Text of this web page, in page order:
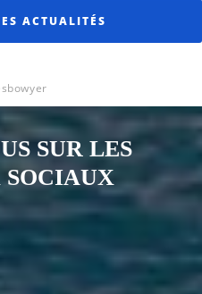
ACTUALITÉS
SUR LES
SOCIAUX
Facebook
page X
Notre page Tiktok
Notre page